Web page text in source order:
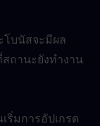
โบนัสจะมีผล
ถานะยังทำงาน
ริ่มการอัปเกรด